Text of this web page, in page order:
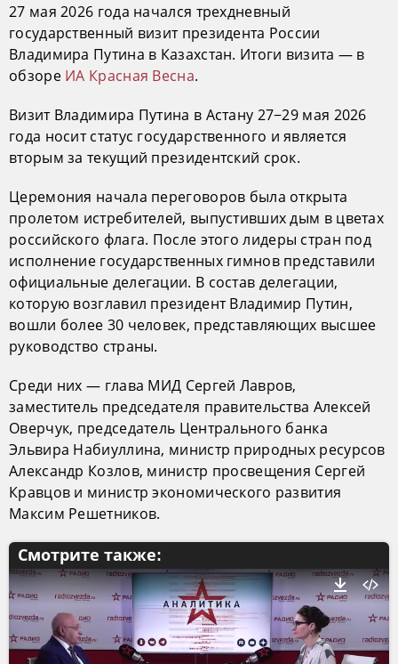
27 мая 2026 года начался трехдневный
государственный визит президента России
Владимира Путина в Казахстан. Итоги визита — в
обзоре ИА Красная Весна.
Визит Владимира Путина в Астану 27−29 мая 2026
года носит статус государственного и является
вторым за текущий президентский срок.
Церемония начала переговоров была открыта
пролетом истребителей, выпустивших дым в цветах
российского флага. После этого лидеры стран под
исполнение государственных гимнов представили
официальные делегации. В состав делегации,
которую возглавил президент Владимир Путин,
вошли более 30 человек, представляющих высшее
руководство страны.
Среди них — глава МИД Сергей Лавров,
заместитель председателя правительства Алексей
Оверчук, председатель Центрального банка
Эльвира Набиуллина, министр природных ресурсов
Александр Козлов, министр просвещения Сергей
Кравцов и министр экономического развития
Максим Решетников.
Смотрите также: